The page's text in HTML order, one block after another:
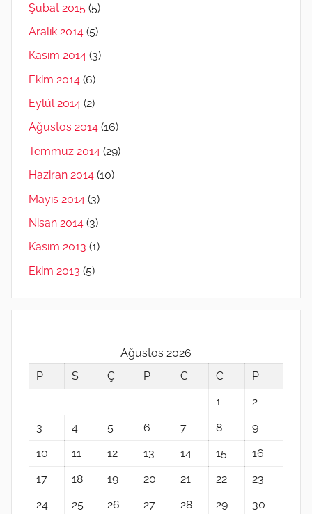
Şubat 2015 (5)
Aralık 2014 (5)
Kasım 2014 (3)
Ekim 2014 (6)
Eylül 2014 (2)
Ağustos 2014 (16)
Temmuz 2014 (29)
Haziran 2014 (10)
Mayıs 2014 (3)
Nisan 2014 (3)
Kasım 2013 (1)
Ekim 2013 (5)
Ağustos 2026
P
S Ç P C C
P
1
2
3
4 5 6 7 8
9
10
11 12 13 14 15
16
17
18 19 20 21 22
23
24
25 26 27 28 29 30